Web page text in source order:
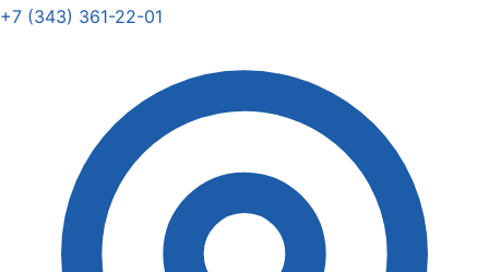
+7 (343) 361-22-01